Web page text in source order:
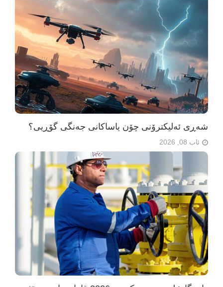
شەڕی ئەلیکترۆنی چۆن یاساکانی جەنگی گۆڕیی؟
ئاب 08, 2026